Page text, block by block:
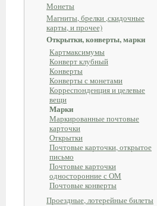
Монеты
Магниты, брелки ,скидочные
карты, и прочее)
Открытки, конверты, марки
Картмаксимумы
Конверт клубный
Конверты
Конверты с монетами
Корреспонденция и целевые
вещи
Марки
Маркированные почтовые
карточки
Открытки
Почтовые карточки, открытое
письмо
Почтовые карточки
односторонние с ОМ
Почтовые конверты
Проездные, лотерейные билеты